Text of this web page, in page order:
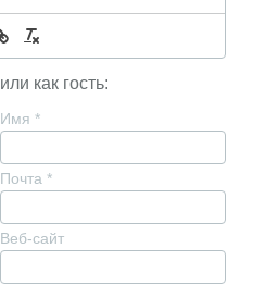
или как гость:
Имя *
Почта *
Веб-сайт